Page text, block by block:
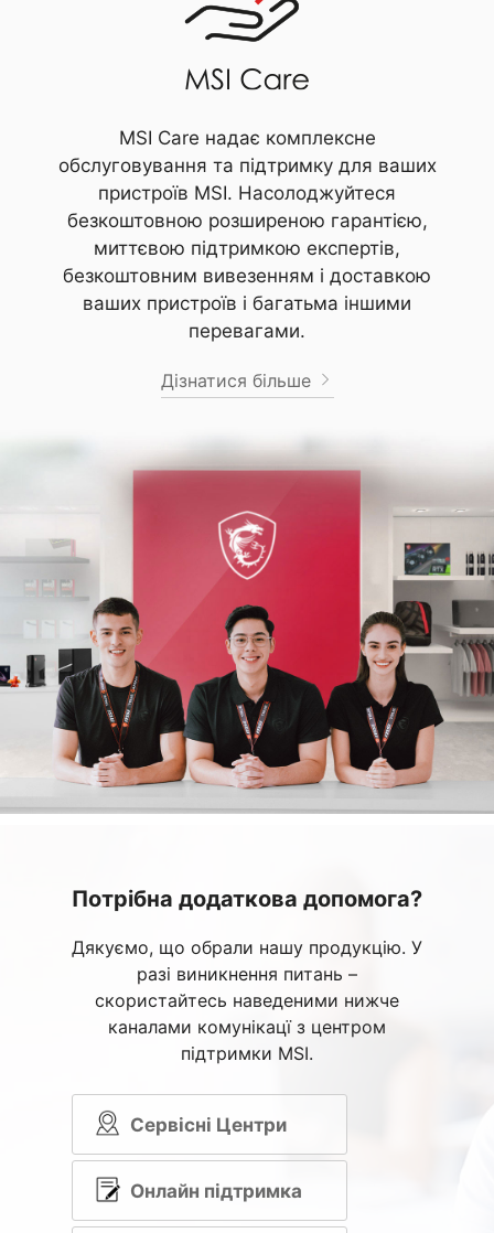
MSI Care надає комплексне
обслуговування та підтримку для ваших
пристроїв MSI. Насолоджуйтеся
безкоштовною розширеною гарантією,
миттєвою підтримкою експертів,
безкоштовним вивезенням і доставкою
ваших пристроїв і багатьма іншими
перевагами.
Дізнатися більше
Потрібна додаткова допомога?
Дякуємо, що обрали нашу продукцію. У
разі виникнення питань –
скористайтесь наведеними нижче
каналами комунікацї з центром
підтримки MSI.
Сервісні Центри
Онлайн підтримка